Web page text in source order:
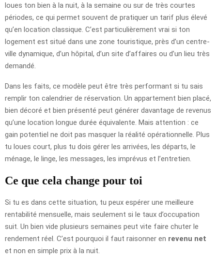
loues ton bien à la nuit, à la semaine ou sur de très courtes
périodes, ce qui permet souvent de pratiquer un tarif plus élevé
qu’en location classique. C’est particulièrement vrai si ton
logement est situé dans une zone touristique, près d’un centre-
ville dynamique, d’un hôpital, d’un site d’affaires ou d’un lieu très
demandé.
Dans les faits, ce modèle peut être très performant si tu sais
remplir ton calendrier de réservation. Un appartement bien placé,
bien décoré et bien présenté peut générer davantage de revenus
qu’une location longue durée équivalente. Mais attention : ce
gain potentiel ne doit pas masquer la réalité opérationnelle. Plus
tu loues court, plus tu dois gérer les arrivées, les départs, le
ménage, le linge, les messages, les imprévus et l’entretien.
Ce que cela change pour toi
Si tu es dans cette situation, tu peux espérer une meilleure
rentabilité mensuelle, mais seulement si le taux d’occupation
suit. Un bien vide plusieurs semaines peut vite faire chuter le
rendement réel. C’est pourquoi il faut raisonner en revenu net
et non en simple prix à la nuit.